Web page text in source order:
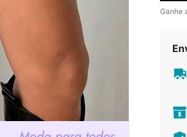
Ganhe